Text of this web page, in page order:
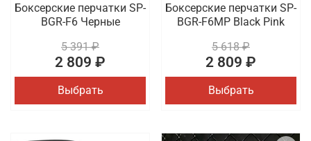
Боксерские перчатки SP-
BGR-F6 Черные
5 391 ₽
2 809 ₽
Выбрать
Боксерские перчатки SP-
BGR-F6MP Black Pink
5 618 ₽
2 809 ₽
Выбрать